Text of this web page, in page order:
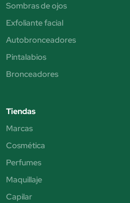
Sombras de ojos
Exfoliante facial
Autobronceadores
Pintalabios
Bronceadores
Tiendas
Marcas
Cosmética
Perfumes
Maquillaje
Capilar